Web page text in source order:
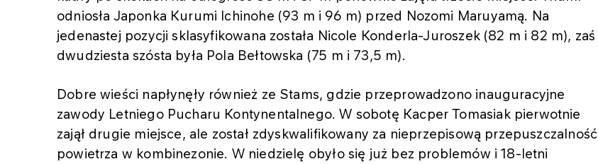
odniosła Japonka Kurumi Ichinohe (93 m i 96 m) przed Nozomi Maruyamą. Na
jedenastej pozycji sklasyfikowana została Nicole Konderla-Juroszek (82 m i 82 m), zaś
dwudziesta szósta była Pola Bełtowska (75 m i 73,5 m).
Dobre wieści napłynęły również ze Stams, gdzie przeprowadzono inauguracyjne
zawody Letniego Pucharu Kontynentalnego. W sobotę Kacper Tomasiak pierwotnie
zajął drugie miejsce, ale został zdyskwalifikowany za nieprzepisową przepuszczalność
powietrza w kombinezonie. W niedzielę obyło się już bez problemów i 18-letni